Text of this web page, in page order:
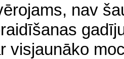
nav
visjaunāko